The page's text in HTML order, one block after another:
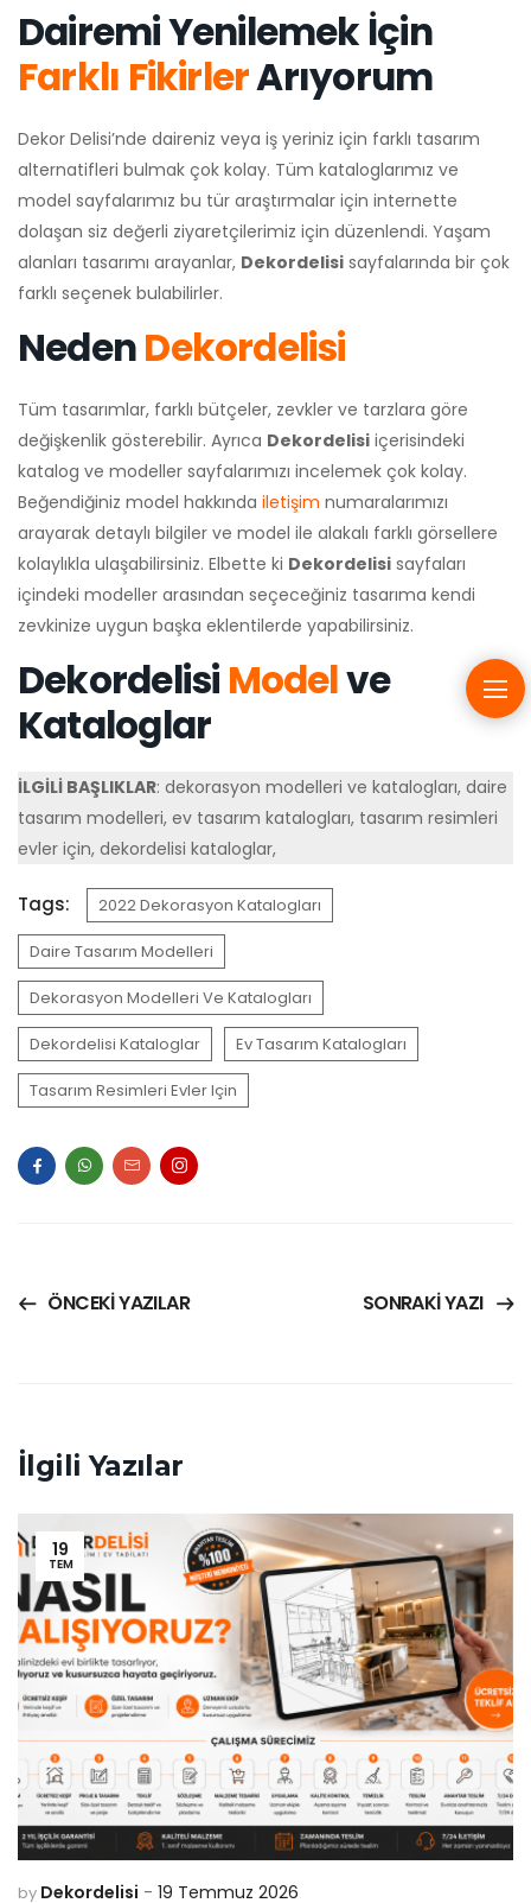
Dairemi Yenilemek İçin
Farklı FikirlerArıyorum
Dekor Delisi’nde daireniz veya iş yeriniz için farklı tasarım
alternatifleri bulmak çok kolay. Tüm kataloglarımız ve
model sayfalarımız bu tür araştırmalar için internette
dolaşan siz değerli ziyaretçilerimiz için düzenlendi. Yaşam
alanları tasarımı arayanlar, Dekordelisi sayfalarında bir çok
farklı seçenek bulabilirler.
NedenDekordelisi
Tüm tasarımlar, farklı bütçeler, zevkler ve tarzlara göre
değişkenlik gösterebilir. Ayrıca Dekordelisi içerisindeki
katalog ve modeller sayfalarımızı incelemek çok kolay.
Beğendiğiniz model hakkında iletişim numaralarımızı
arayarak detaylı bilgiler ve model ile alakalı farklı görsellere
kolaylıkla ulaşabilirsiniz. Elbette ki Dekordelisi sayfaları
içindeki modeller arasından seçeceğiniz tasarıma kendi
zevkinize uygun başka eklentilerde yapabilirsiniz.
Dekordelisi Modelve
Kataloglar
İLGİLİ BAŞLIKLAR: dekorasyon modelleri ve katalogları, daire
tasarım modelleri, ev tasarım katalogları, tasarım resimleri
evler için, dekordelisi kataloglar,
Tags: 2022 Dekorasyon Katalogları
Daire Tasarım Modelleri
Dekorasyon Modelleri Ve Katalogları
Dekordelisi Kataloglar Ev Tasarım Katalogları
Tasarım Resimleri Evler Için
ÖNCEKI YAZILAR SONRAKI YAZI
İlgili Yazılar
19
TEM
by Dekordelisi 19 Temmuz 2026